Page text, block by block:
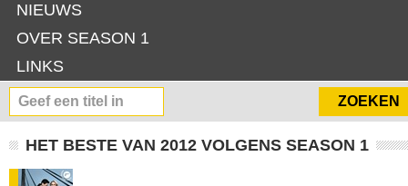
NIEUWS
OVER SEASON 1
LINKS
HET BESTE VAN 2012 VOLGENS SEASON 1